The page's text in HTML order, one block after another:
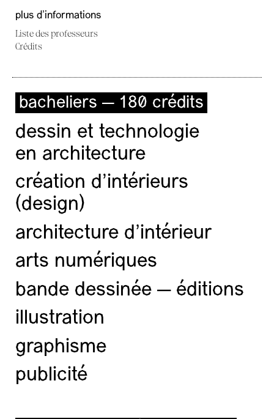
plus d'informations
Liste des professeurs
Crédits
bacheliers — 180 crédits
dessin et technologie
en architecture
création d'intérieurs
(design)
architecture d’intérieur
arts numériques
bande dessinée — éditions
illustration
graphisme
publicité